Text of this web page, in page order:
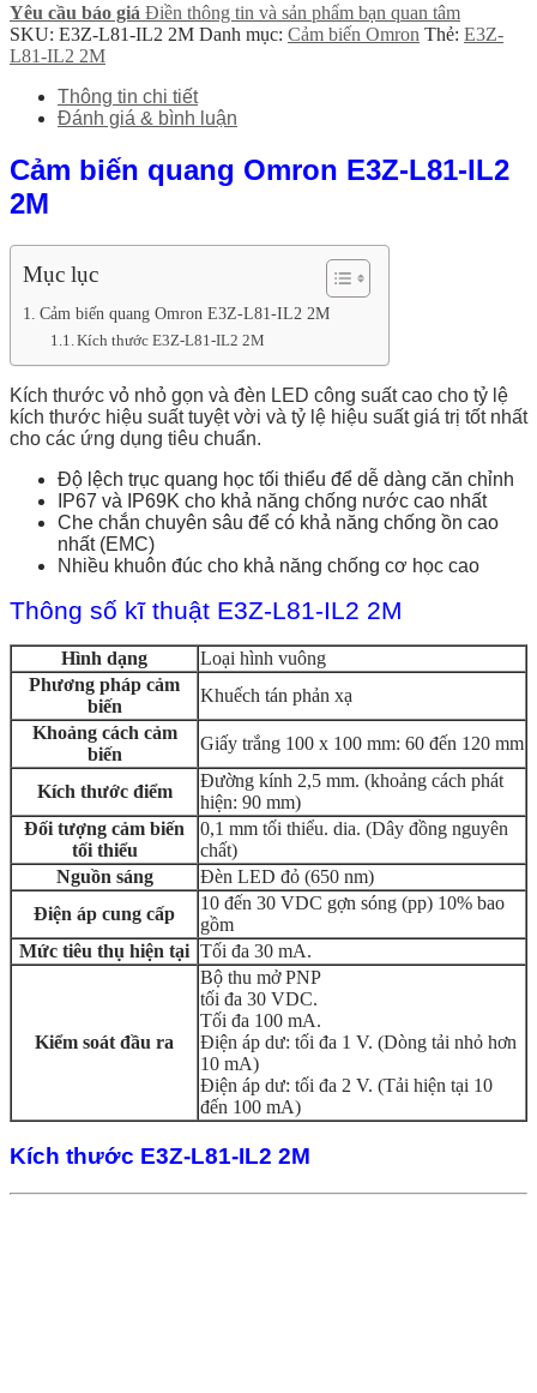
Yêu cầu báo giá Điền thông tin và sản phẩm bạn quan tâm
SKU: E3Z-L81-IL2 2M Danh mục: Cảm biến Omron Thẻ: E3Z-
L81-IL2 2M
Thông tin chi tiết
Đánh giá & bình luận
Cảm biến quang Omron E3Z-L81-IL2
2M
Mục lục
Cảm biến quang Omron E3Z-L81-IL2 2M
Kích thước E3Z-L81-IL2 2M
Kích thước vỏ nhỏ gọn và đèn LED công suất cao cho tỷ lệ
kích thước hiệu suất tuyệt vời và tỷ lệ hiệu suất giá trị tốt nhất
cho các ứng dụng tiêu chuẩn.
Độ lệch trục quang học tối thiểu để dễ dàng căn chỉnh
IP67 và IP69K cho khả năng chống nước cao nhất
Che chắn chuyên sâu để có khả năng chống ồn cao
nhất (EMC)
Nhiều khuôn đúc cho khả năng chống cơ học cao
Thông số kĩ thuật E3Z-L81-IL2 2M
Hình dạng
Loại hình vuông
Phương pháp cảm
biến
Khuếch tán phản xạ
Khoảng cách cảm
biến
Giấy trắng 100 x 100 mm: 60 đến 120 mm
Kích thước điểm
Đường kính 2,5 mm. (khoảng cách phát
hiện: 90 mm)
Đối tượng cảm biến
tối thiểu
0,1 mm tối thiểu. dia. (Dây đồng nguyên
chất)
Nguồn sáng
Đèn LED đỏ (650 nm)
Điện áp cung cấp
10 đến 30 VDC gợn sóng (pp) 10% bao
gồm
Mức tiêu thụ hiện tại Tối đa 30 mA.
Kiểm soát đầu ra
Bộ thu mở PNP
tối đa 30 VDC.
Tối đa 100 mA.
Điện áp dư: tối đa 1 V. (Dòng tải nhỏ hơn
10 mA)
Điện áp dư: tối đa 2 V. (Tải hiện tại 10
đến 100 mA)
Kích thước E3Z-L81-IL2 2M